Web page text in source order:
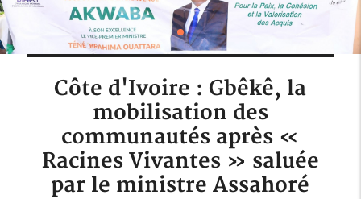
Côte d'Ivoire : Gbêkê, la
mobilisation des
communautés après «
Racines Vivantes » saluée
par le ministre Assahoré